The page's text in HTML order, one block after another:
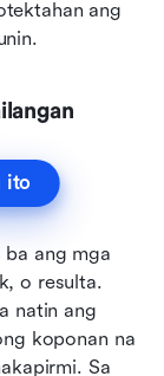
ang
ito
ang mga
o resulta.
natin ang
koponan na
Sa